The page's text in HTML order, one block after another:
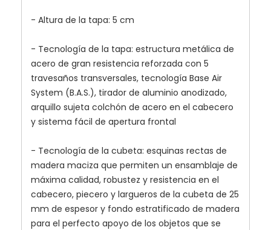
- Altura de la tapa: 5 cm
- Tecnología de la tapa: estructura metálica de
acero de gran resistencia reforzada con 5
travesaños transversales, tecnología Base Air
System (B.A.S.), tirador de aluminio anodizado,
arquillo sujeta colchón de acero en el cabecero
y sistema fácil de apertura frontal
- Tecnología de la cubeta: esquinas rectas de
madera maciza que permiten un ensamblaje de
máxima calidad, robustez y resistencia en el
cabecero, piecero y largueros de la cubeta de 25
mm de espesor y fondo estratificado de madera
para el perfecto apoyo de los objetos que se